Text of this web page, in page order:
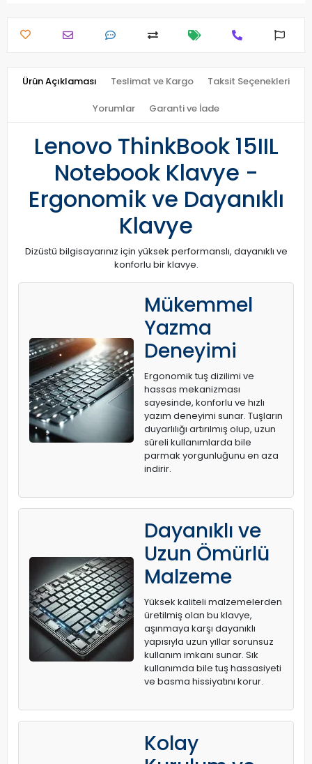
Ürün Açıklaması Teslimat ve Kargo Taksit Seçenekleri
Yorumlar Garanti ve İade
Lenovo ThinkBook 15IIL
Notebook Klavye -
Ergonomik ve Dayanıklı
Klavye
Dizüstü bilgisayarınız için yüksek performanslı, dayanıklı ve
konforlu bir klavye.
Mükemmel
Yazma
Deneyimi
Ergonomik tuş dizilimi ve
hassas mekanizması
sayesinde, konforlu ve hızlı
yazım deneyimi sunar. Tuşların
duyarlılığı artırılmış olup, uzun
süreli kullanımlarda bile
parmak yorgunluğunu en aza
indirir.
Dayanıklı ve
Uzun Ömürlü
Malzeme
Yüksek kaliteli malzemelerden
üretilmiş olan bu klavye,
aşınmaya karşı dayanıklı
yapısıyla uzun yıllar sorunsuz
kullanım imkanı sunar. Sık
kullanımda bile tuş hassasiyeti
ve basma hissiyatını korur.
Kolay